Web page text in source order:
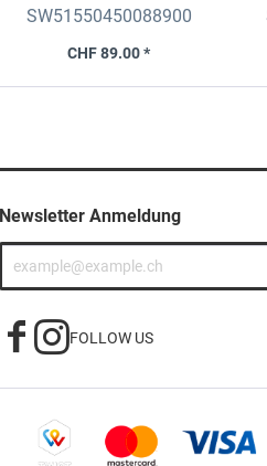
SetLangformat, v. 8x30cm
SW51550450088900
CHF 89.00 *
Newsletter Anmeldung
FOLLOW US